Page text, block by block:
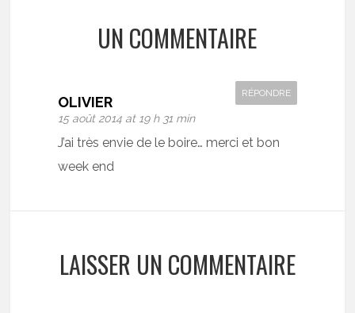
UN COMMENTAIRE
OLIVIER
15 août 2014 at 19 h 31 min
RÉPONDRE
J’ai très envie de le boire… merci et bon
week end
LAISSER UN COMMENTAIRE